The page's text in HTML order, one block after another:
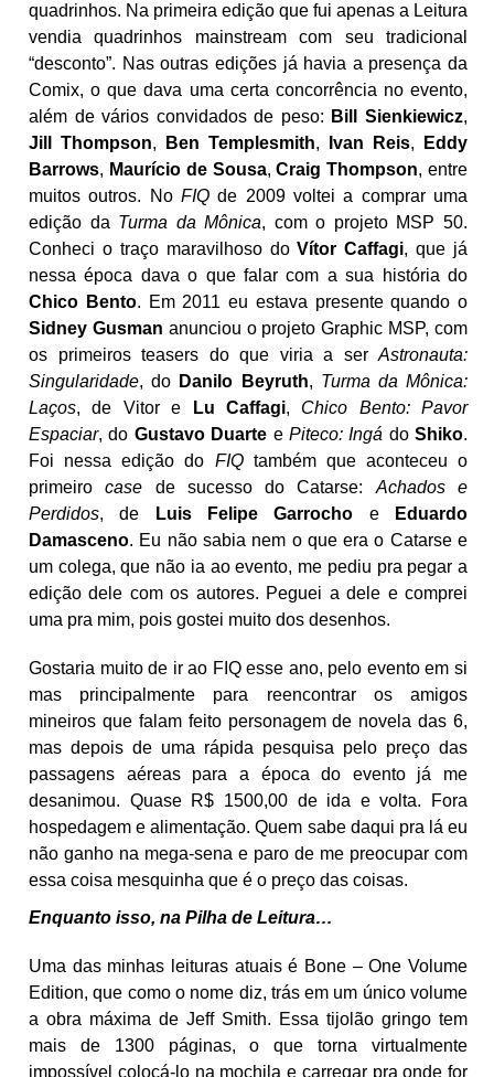
quadrinhos. Na primeira edição que fui apenas a Leitura
vendia quadrinhos mainstream com seu tradicional
“desconto”. Nas outras edições já havia a presença da
Comix, o que dava uma certa concorrência no evento,
além de vários convidados de peso: Bill Sienkiewicz,
Jill Thompson, Ben Templesmith, Ivan Reis,
Eddy
Barrows, Maurício de Sousa,Craig Thompson, entre
muitos outros. No FIQ de 2009 voltei a comprar uma
edição da Turma da Mônica, com o projeto MSP 50.
Conheci o traço maravilhoso doVítor Caffagi, que já
nessa época dava o que falar com a sua história do
Chico Bento. Em 2011 eu estava presente quando o
Sidney Gusman anunciou o projeto Graphic MSP, com
os primeiros teasers do que viria a ser Astronauta:
Singularidade, do Danilo Beyruth, Turma da Mônica:
Laços, de Vitor e Lu Caffagi, Chico Bento: Pavor
Espaciar, do Gustavo Duarte e Piteco: Ingá do Shiko.
Foi nessa edição do FIQtambém que aconteceu o
primeirocase de sucesso do Catarse: Achados e
Perdidos, de Luis Felipe Garrocho e
Eduardo
Damasceno. Eu não sabia nem o que era o Catarse e
um colega, que não ia ao evento, me pediu pra pegar a
edição dele com os autores. Peguei a dele e comprei
uma pra mim, pois gostei muito dos desenhos.
Gostaria muito de ir ao FIQ esse ano, pelo evento em si
mas principalmente para reencontrar os amigos
mineiros que falam feito personagem de novela das 6,
mas depois de uma rápida pesquisa pelo preço das
passagens aéreas para a época do evento já me
desanimou. Quase R$ 1500,00 de ida e volta. Fora
hospedagem e alimentação. Quem sabe daqui pra lá eu
não ganho na mega-sena e paro de me preocupar com
essa coisa mesquinha que é o preço das coisas.
Enquanto isso, na Pilha de Leitura…
Uma das minhas leituras atuais é Bone – One Volume
Edition, que como o nome diz, trás em um único volume
a obra máxima de Jeff Smith. Essa tijolão gringo tem
mais de 1300 páginas, o que torna virtualmente
impossível colocá-lo na mochila e carregar pra onde for